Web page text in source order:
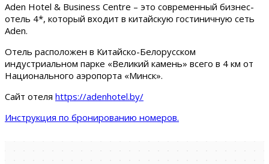
Aden Hotel & Business Centre – это современный бизнес-
отель 4*, который входит в китайскую гостиничную сеть
Aden.
Отель расположен в Китайско-Белорусском
индустриальном парке «Великий камень» всего в 4 км от
Национального аэропорта «Минск».
Сайт отеля https://adenhotel.by/
Инструкция по бронированию номеров.